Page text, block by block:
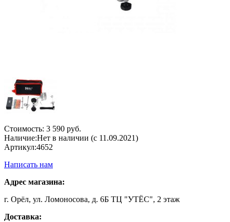
Стоимость: 3 590 руб.
Наличие:Нет в наличии (с 11.09.2021)
Артикул:4652
Написать нам
Адрес магазина:
г. Орёл, ул. Ломоносова, д. 6Б ТЦ "УТЁС", 2 этаж
Доставка: